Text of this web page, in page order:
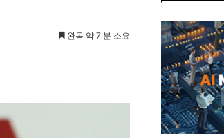
완독 약 7 분 소요